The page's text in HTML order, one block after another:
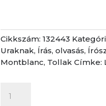
Cikkszám: 132443
Uraknak, Írás, olvasás,
Montblanc, Tollak Címke:
Meisterstück